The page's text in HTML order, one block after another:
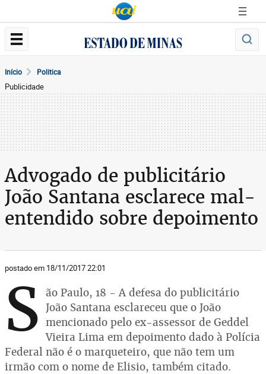
Início Politica
Publicidade
Advogado de publicitário
João Santana esclarece mal-
entendido sobre depoimento
postado em 18/11/2017 22:01
S ão Paulo, 18 - A defesa do publicitário
João Santana esclareceu que o João
mencionado pelo ex-assessor de Geddel
Vieira Lima em depoimento dado à Polícia
Federal não é o marqueteiro, que não tem um
irmão com o nome de Elisio, também citado.